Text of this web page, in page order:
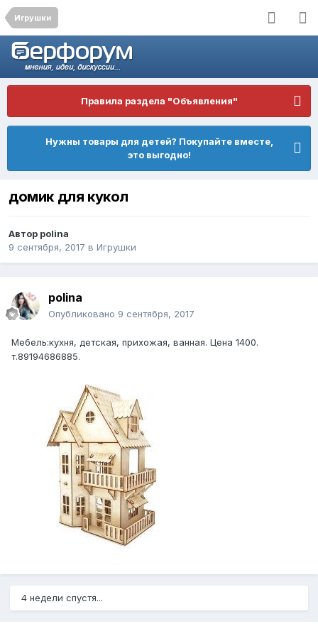
Игрушки
Правила раздела "Объявления"
Нужны товары для детей? Покупайте вместе,
это выгодно!
домик для кукол
Автор polina
9 сентября, 2017 в Игрушки
polina
Опубликовано 9 сентября, 2017
Мебель:кухня, детская, прихожая, ванная. Цена 1400.
т.89194686885.
4 недели спустя...